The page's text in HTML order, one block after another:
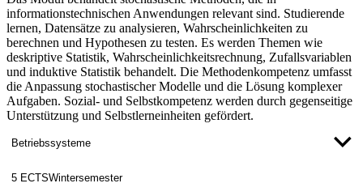
informationstechnischen Anwendungen relevant sind. Studierende
lernen, Datensätze zu analysieren, Wahrscheinlichkeiten zu
berechnen und Hypothesen zu testen. Es werden Themen wie
deskriptive Statistik, Wahrscheinlichkeitsrechnung, Zufallsvariablen
und induktive Statistik behandelt. Die Methodenkompetenz umfasst
die Anpassung stochastischer Modelle und die Lösung komplexer
Aufgaben. Sozial- und Selbstkompetenz werden durch gegenseitige
Unterstützung und Selbstlerneinheiten gefördert.
Betriebssysteme
5 ECTSWintersemester